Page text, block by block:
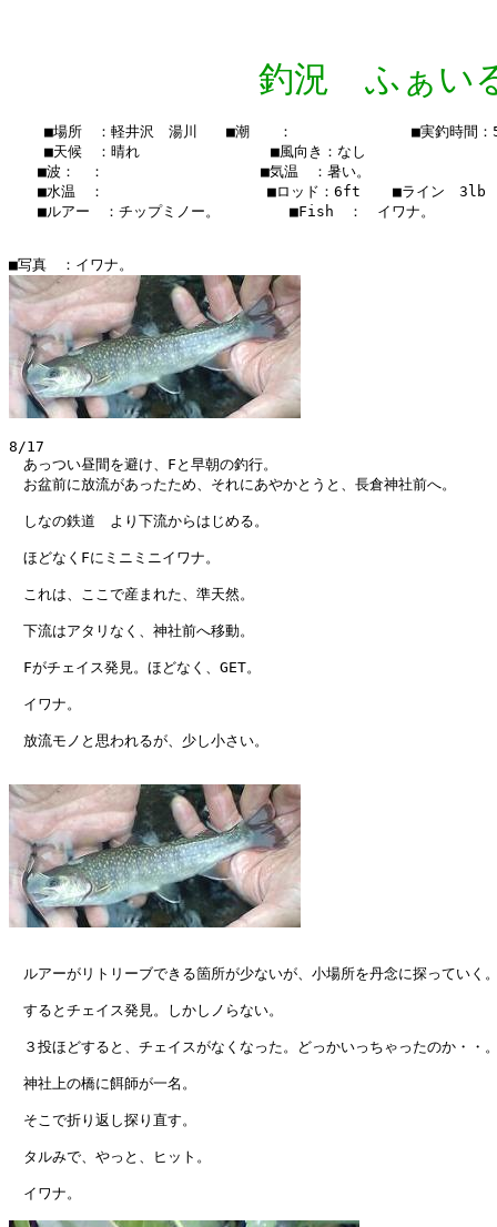
釣況 ふぁい
■場所　：軽井沢　湯川　　■潮　　：　　  　　　　　■実釣時間
    ■天候　：晴れ　　　 　    　　■風向き：なし
■波：　：　　　　　　　　   　■気温　：暑い。
■水温　：    　　　　　  　 　■ロッド：6ft  　■ライン　3lb
■ルアー　：チップミノー。　　　   ■Fish　：　イワナ。
8/17
あっつい昼間を避け、Fと早朝の釣行。
お盆前に放流があったため、それにあやかとうと、長倉神社前へ。
しなの鉄道　より下流からはじめる。
ほどなくFにミニミニイワナ。
これは、ここで産まれた、準天然。
下流はアタリなく、神社前へ移動。
Fがチェイス発見。ほどなく、GET。
イワナ。
放流モノと思われるが、少し小さい。
ルアーがリトリーブできる箇所が少ないが、小場所を丹念に探っていく
するとチェイス発見。しかしノらない。
３投ほどすると、チェイスがなくなった。どっかいっちゃったのか・・
神社上の橋に餌師が一名。
そこで折り返し探り直す。
タルみで、やっと、ヒット。
イワナ。